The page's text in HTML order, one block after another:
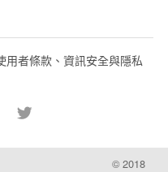
用者條款、資訊安全與隱私
© 2018